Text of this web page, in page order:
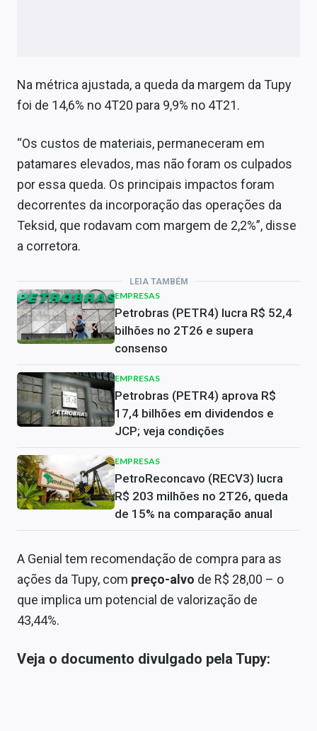
Na métrica ajustada, a queda da margem da Tupy
foi de 14,6% no 4T20 para 9,9% no 4T21.
“Os custos de materiais, permaneceram em
patamares elevados, mas não foram os culpados
por essa queda. Os principais impactos foram
decorrentes da incorporação das operações da
Teksid, que rodavam com margem de 2,2%”, disse
a corretora.
LEIA TAMBÉM
EMPRESAS
Petrobras (PETR4) lucra R$ 52,4
bilhões no 2T26 e supera
consenso
EMPRESAS
Petrobras (PETR4) aprova R$
17,4 bilhões em dividendos e
JCP; veja condições
EMPRESAS
PetroReconcavo (RECV3) lucra
R$ 203 milhões no 2T26, queda
de 15% na comparação anual
A Genial tem recomendação de compra para as
ações da Tupy, com preço-alvo de R$ 28,00 – o
que implica um potencial de valorização de
43,44%.
Veja o documento divulgado pela Tupy: